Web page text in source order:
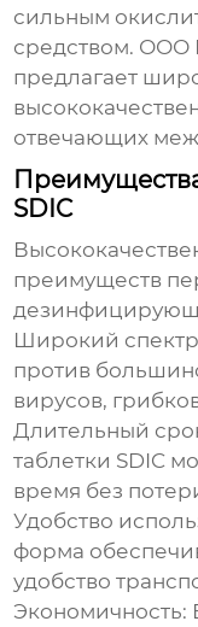
сильным
средством.
предлагает
отвечающих
SDIC
преимуществ
Широкий
против
вирусов,
Длительный
таблетки SDIC
время без
Удобство
форма
удобство
Экономичность: